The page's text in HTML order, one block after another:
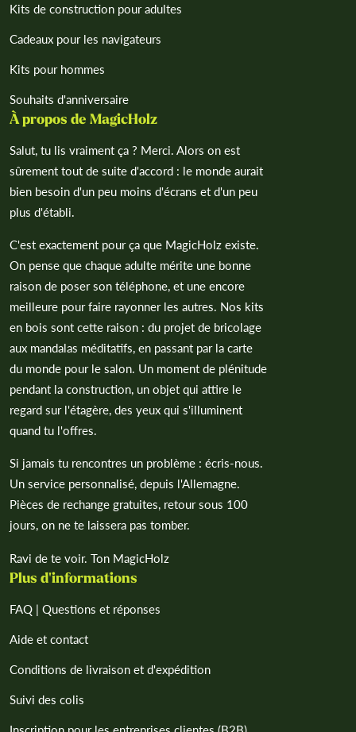
Kits de construction pour adultes
Cadeaux pour les navigateurs
Kits pour hommes
Souhaits d'anniversaire
À propos de MagicHolz
Salut, tu lis vraiment ça ? Merci. Alors on est
sûrement tout de suite d'accord : le monde aurait
bien besoin d'un peu moins d'écrans et d'un peu
plus d'établi.
C'est exactement pour ça que MagicHolz existe.
On pense que chaque adulte mérite une bonne
raison de poser son téléphone, et une encore
meilleure pour faire rayonner les autres. Nos kits
en bois sont cette raison : du projet de bricolage
aux mandalas méditatifs, en passant par la carte
du monde pour le salon. Un moment de plénitude
pendant la construction, un objet qui attire le
regard sur l'étagère, des yeux qui s'illuminent
quand tu l'offres.
Si jamais tu rencontres un problème : écris-nous.
Un service personnalisé, depuis l'Allemagne.
Pièces de rechange gratuites, retour sous 100
jours, on ne te laissera pas tomber.
Ravi de te voir. Ton MagicHolz
Plus d'informations
FAQ | Questions et réponses
Aide et contact
Conditions de livraison et d'expédition
Suivi des colis